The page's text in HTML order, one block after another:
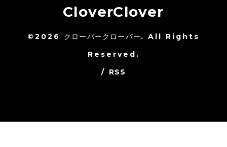
CloverClover
©2026 クローバークローバー. All Rights
Reserved.
/ RSS